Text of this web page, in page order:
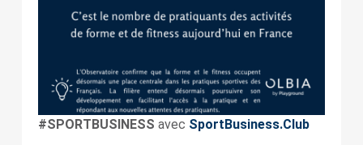
#SPORTBUSINESS avec SportBusiness.Club